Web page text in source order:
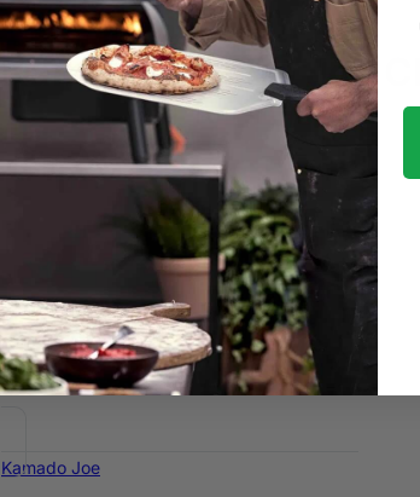
Kamado Joe Do Joe
1 product gevonden
Kamado Joe Do Joe Classic
Kamado Joe